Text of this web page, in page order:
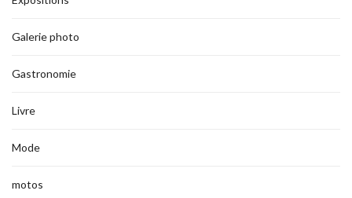
Galerie photo
Gastronomie
Livre
Mode
motos